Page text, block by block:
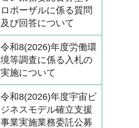
ロポーザルに係る質問
及び回答について
令和8(2026)年度労働環
境等調査に係る入札の
実施について
令和8(2026)年度宇宙ビ
ジネスモデル確立支援
事業実施業務委託公募